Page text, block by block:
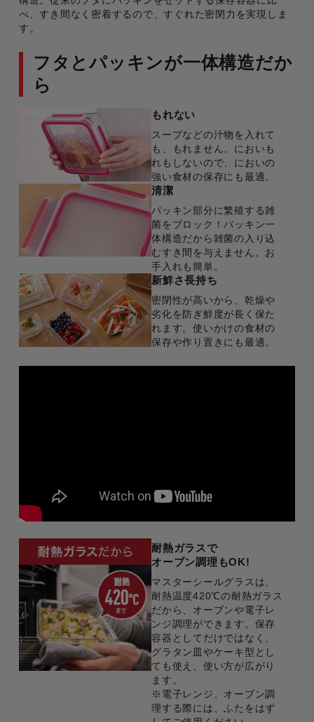
べ、すき間なく密着するので、すぐれた密閉力を実現しま
す。
フタとパッキンが一体構造だか
ら
もれない
スープなどの汁物を入れて
も、もれません。においも
れもしないので、においの
強い食材の保存にも最適。
清潔
パッキン部分に繁殖する雑
菌をブロック！パッキン一
体構造だから雑菌の入り込
むすき間を与えません。お
手入れも簡単。
新鮮さ長持ち
密閉性が高いから、乾燥や
劣化を防ぎ鮮度が長く保た
れます。使いかけの食材の
保存や作り置きにも最適。
耐熱ガラスで
オーブン調理もOK!
マスターシールグラスは、
耐熱温度420℃の耐熱ガラス
だから、オーブンや電子レ
ンジ調理ができます。保存
容器としてだけではなく、
グラタン皿やケーキ型とし
ても使え、使い方が広がり
ます。
※電子レンジ、オーブン調
理する際には、ふたをはず